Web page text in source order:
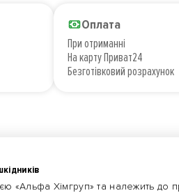
Оплата
При отриманні
На карту Приват24
Безготівковий розрахунок
«Альфа Хімгруп» та належить до